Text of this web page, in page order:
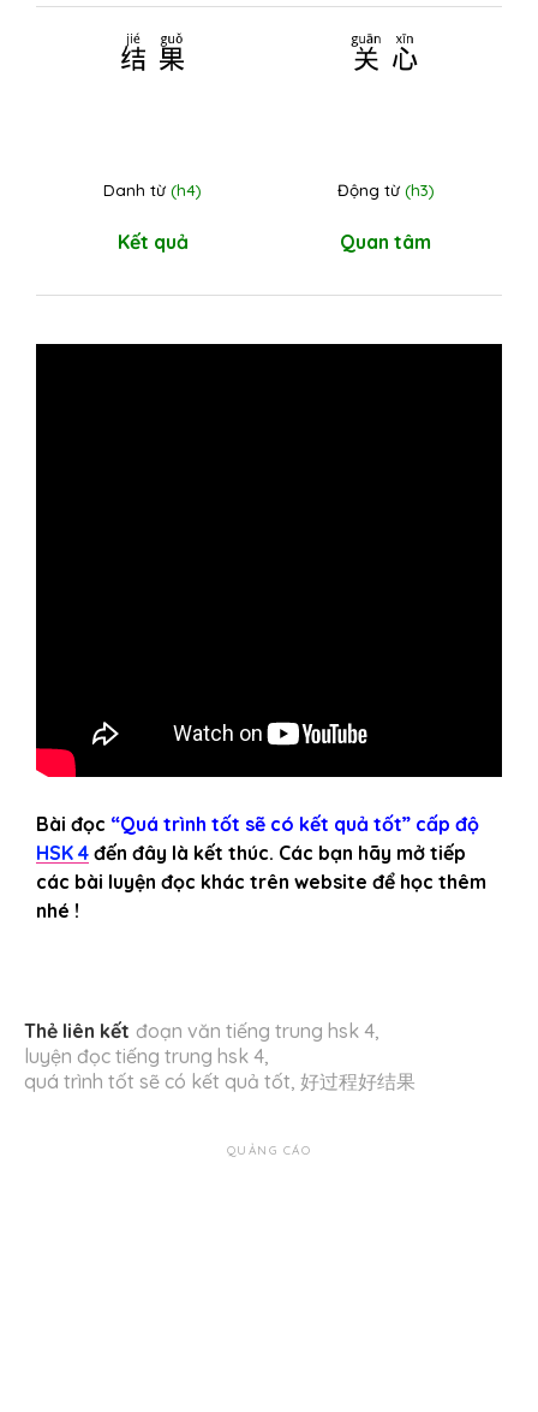
结果
Danh từ (h4)
Kết quả
关心
Động từ (h3)
Quan tâm
Bài đọc “Quá trình tốt sẽ có kết quả tốt” cấp độ
HSK 4 đến đây là kết thúc. Các bạn hãy mở tiếp
các bài luyện đọc khác trên website để học thêm
nhé !
Thẻ liên kết đoạn văn tiếng trung hsk 4
luyện đọc tiếng trung hsk 4
quá trình tốt sẽ có kết quả tốt 好过程好结果
QUẢNG CÁO